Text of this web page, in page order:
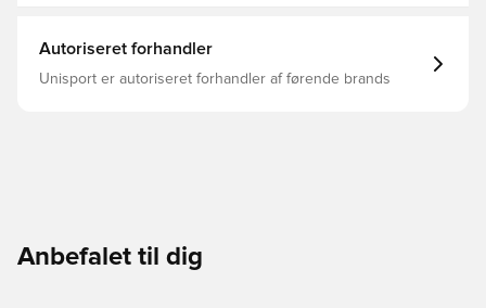
Autoriseret forhandler
Unisport er autoriseret forhandler af førende brands
Anbefalet til dig